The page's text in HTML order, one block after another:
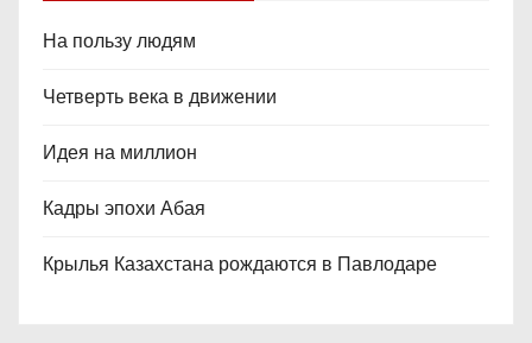
На пользу людям
Четверть века в движении
Идея на миллион
Кадры эпохи Абая
Крылья Казахстана рождаются в Павлодаре